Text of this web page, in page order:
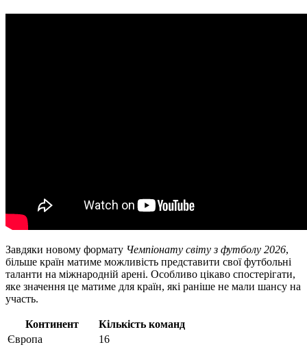
Завдяки новому формату Чемпіонату світу з футболу 2026,
більше країн матиме можливість представити свої футбольні
таланти на міжнародній арені. Особливо цікаво спостерігати,
яке значення це матиме для країн, які раніше не мали шансу на
участь.
Континент
Кількість команд
Європа
16